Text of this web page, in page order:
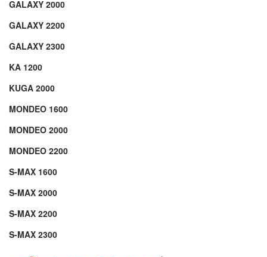
GALAXY 2000
GALAXY 2200
GALAXY 2300
KA 1200
KUGA 2000
MONDEO 1600
MONDEO 2000
MONDEO 2200
S-MAX 1600
S-MAX 2000
S-MAX 2200
S-MAX 2300